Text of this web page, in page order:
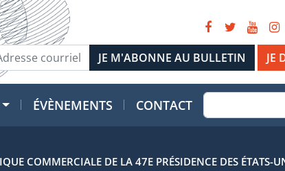
JE
ÉVÈNEMENTS CONTACT
COMMERCIALE DE LA 47E PRÉSIDENCE DES ÉTATS-